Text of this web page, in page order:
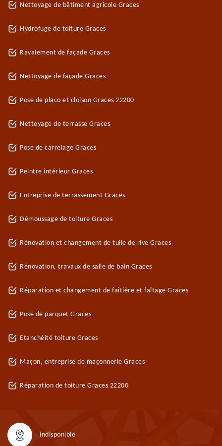
Nettoyage de bâtiment agricole Graces
Hydrofuge de toiture Graces
Ravalement de façade Graces
Nettoyage de façade Graces
Pose de placo et cloison Graces 22200
Nettoyage de terrasse Graces
Pose de carrelage Graces
Peintre intérieur Graces
Entreprise de terrassement Graces
Démoussage de toiture Graces
Rénovation et changement de tuile de rive Graces
Rénovation, travaux de salle de bain Graces
Réparation et changement de faîtière et faîtage Graces
Pose de parquet Graces
Etanchéité toiture Graces
Maçon, entreprise de maçonnerie Graces
Réparation de toiture Graces 22200
indisponible